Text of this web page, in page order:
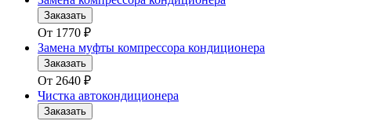
Заказать
От 1770 ₽
Замена муфты компрессора кондиционера
Заказать
От 2640 ₽
Чистка автокондиционера
Заказать